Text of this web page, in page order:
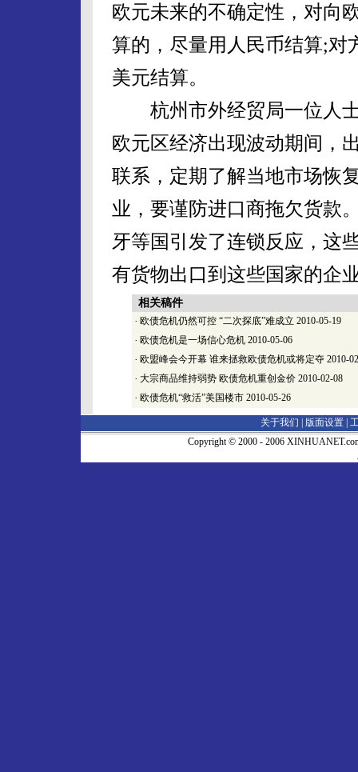
欧元未来的不确定性，对向
算的，尽量用人民币结算;对
美元结算。
杭州市外经贸局一位人士
欧元区经济出现波动期间，
联系，定期了解当地市场恢
业，要谨防进口商拖欠货款
牙等国引发了连锁反应，这
有货物出口到这些国家的企
相关稿件
· 欧债危机仍然可控 “二次探底”难成立 2010-05-19
· 欧债危机是一场信心危机 2010-05-06
· 欧盟峰会今开幕 谁来拯救欧债危机或将定夺 2010-
· 大宗商品维持弱势 欧债危机重创金价 2010-02-08
· 欧债危机“救活”美国楼市 2010-05-26
关于我们 | 版面设置
Copyright © 2000 - 2006